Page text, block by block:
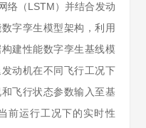
络（LSTM）并结合发动
字孪生模型架构，利用
建性能数字孪生基线模
动机在不同飞行工况下
飞行状态参数输入至基
前运行工况下的实时性